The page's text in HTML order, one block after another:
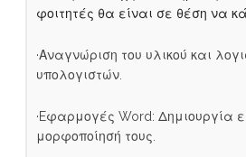
φοιτητές θα είναι σε θέση να
·Αναγνώριση του υλικού και
υπολογιστών.
·Eφαρμογές Word: Δημιουργία
μορφοποίησή τους.